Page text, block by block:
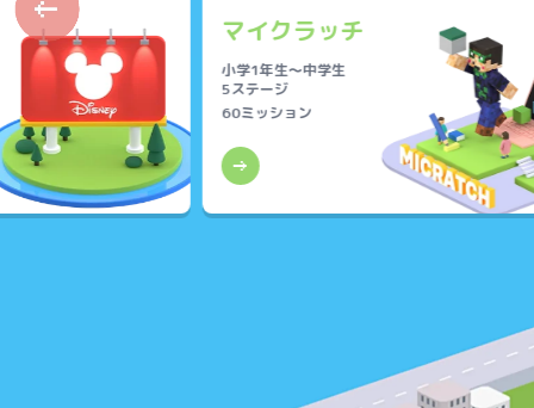
マイクラッチ
小学1年生～中学生
5ステージ
60ミッション